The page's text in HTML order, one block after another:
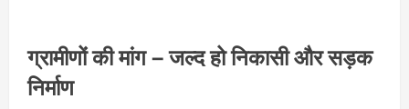
ग्रामीणों की मांग – जल्द हो निकासी और सड़क
निर्माण